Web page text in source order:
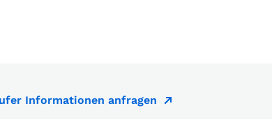
Informationen anfragen